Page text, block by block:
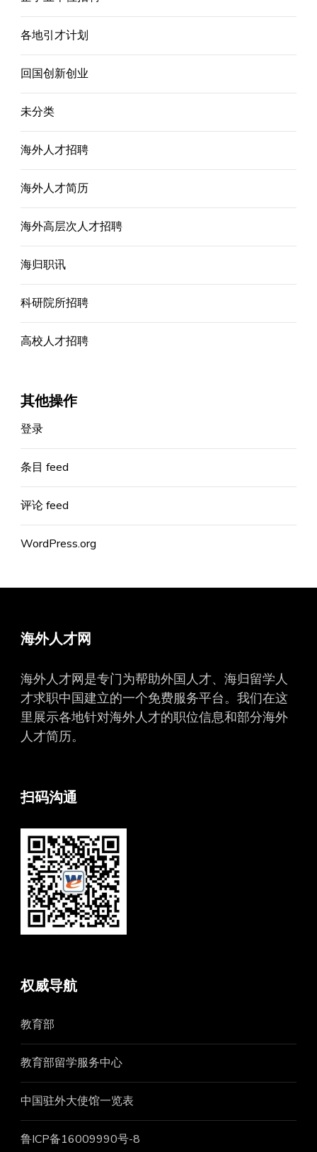
各地引才计划
回国创新创业
未分类
海外人才招聘
海外人才简历
海外高层次人才招聘
海归职讯
科研院所招聘
高校人才招聘
其他操作
登录
条目 feed
评论 feed
WordPress.org
海外人才网
海外人才网是专门为帮助外国人才、海归留学人
才求职中国建立的一个免费服务平台。我们在这
里展示各地针对海外人才的职位信息和部分海外
人才简历。
扫码沟通
权威导航
教育部
教育部留学服务中心
中国驻外大使馆一览表
鲁ICP备16009990号-8